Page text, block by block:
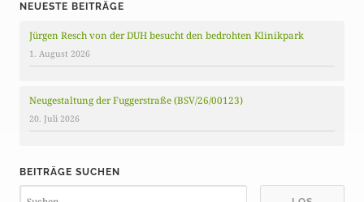
NEUESTE BEITRÄGE
Jürgen Resch von der DUH besucht den bedrohten Klinikpark
1. August 2026
Neugestaltung der Fuggerstraße (BSV/26/00123)
20. Juli 2026
BEITRÄGE SUCHEN